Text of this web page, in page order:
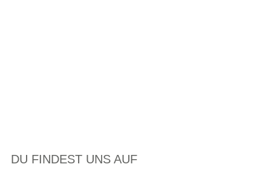
DU FINDEST UNS AUF